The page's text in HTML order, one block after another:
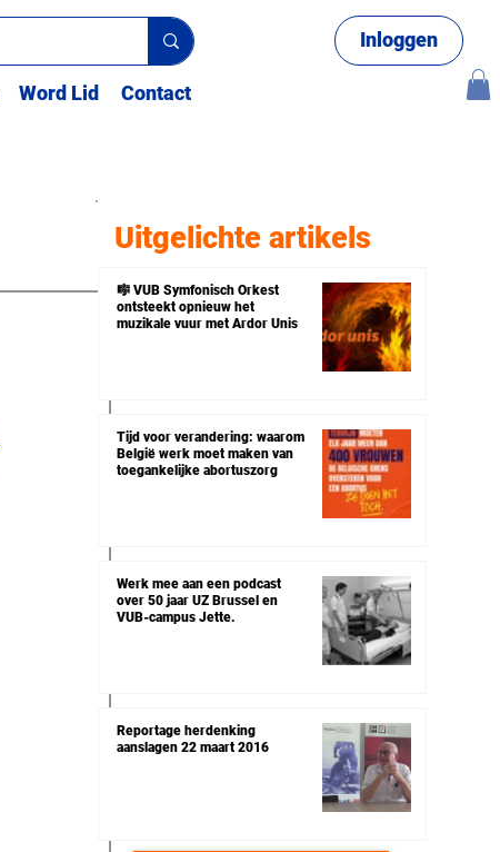
Inloggen
Word Lid Contact
Uitgelichte artikels
🎼 VUB Symfonisch Orkest
ontsteekt opnieuw het
muzikale vuur met Ardor Unis
Tijd voor verandering: waarom
België werk moet maken van
toegankelijke abortuszorg
Werk mee aan een podcast
over 50 jaar UZ Brussel en
VUB-campus Jette.
Reportage herdenking
aanslagen 22 maart 2016